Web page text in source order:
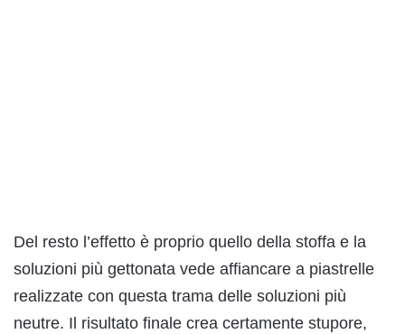
Del resto l’effetto è proprio quello della stoffa e la
soluzioni più gettonata vede affiancare a piastrelle
realizzate con questa trama delle soluzioni più
neutre. Il risultato finale crea certamente stupore,